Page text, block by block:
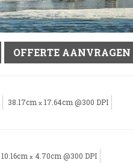
OFFERTE AANVRAGEN
38.17cm x 17.64cm @300 DPI
10.16cm x 4.70cm @300 DPI